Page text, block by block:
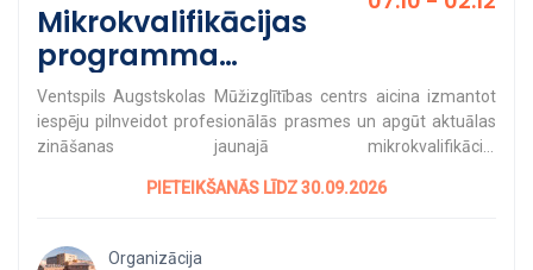
Mikrokvalifikācijas
programma
"Organizācijas tēls un
reklāma"
Ventspils Augstskolas Mūžizglītības centrs aicina izmantot
iespēju pilnveidot profesionālās prasmes un apgūt aktuālas
zināšanas jaunajā mikrokvalifikāciju
Mikrokvalifikāciju programmas sniedz iespēju elastīgā
profesionālās kompetences, apvienojot mācības ar darbu vai
PIETEIKŠANĀS LĪDZ 30.09.2026
Organizācija